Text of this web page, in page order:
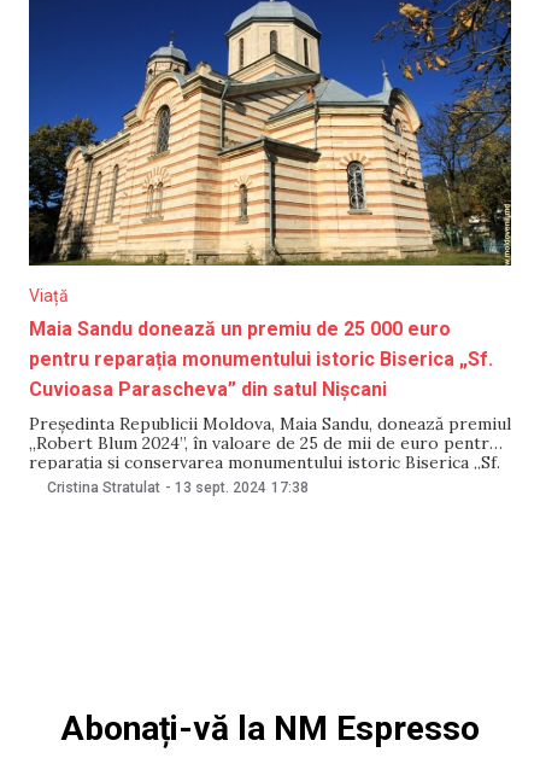
Viață
Maia Sandu donează un premiu de 25 000 euro
pentru reparația monumentului istoric Biserica „Sf.
Cuvioasa Parascheva” din satul Nișcani
Președinta Republicii Moldova, Maia Sandu, donează premiul
„Robert Blum 2024”, în valoare de 25 de mii de euro pentru
reparația și conservarea monumentului istoric Biserica „Sf.
Cuvioasa Parascheva” din satul Nișcani. Potrivit unui
comunicat al primăriei, decizia a fost luată ca răspuns la
Cristina Stratulat - 13 sept. 2024 17:38
Abonați-vă la NM Espresso